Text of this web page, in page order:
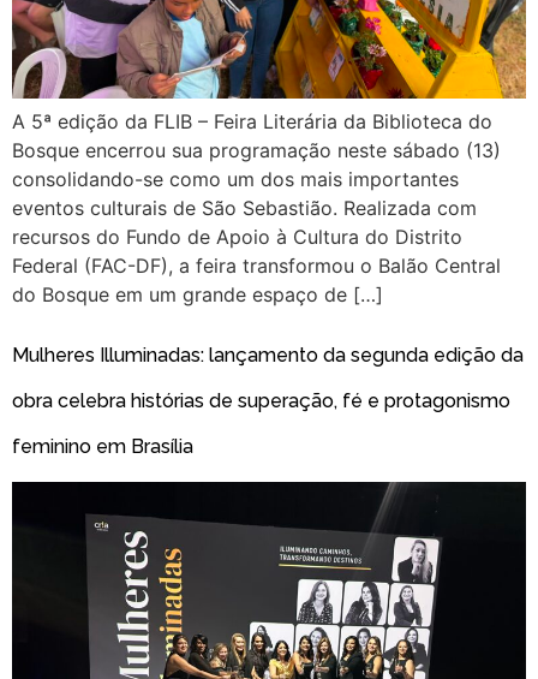
A 5ª edição da FLIB – Feira Literária da Biblioteca do
Bosque encerrou sua programação neste sábado (13)
consolidando-se como um dos mais importantes
eventos culturais de São Sebastião. Realizada com
recursos do Fundo de Apoio à Cultura do Distrito
Federal (FAC-DF), a feira transformou o Balão Central
do Bosque em um grande espaço de […]
Mulheres Illuminadas: lançamento da segunda edição da
obra celebra histórias de superação, fé e protagonismo
feminino em Brasília